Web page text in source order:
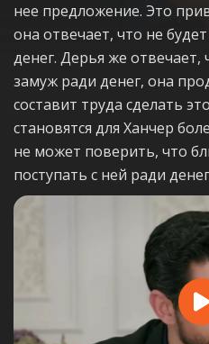
нее предложение. Это
она отвечает, что не
денег. Дерья же
замуж ради денег, она
составит труда сделать
становятся для Ханчер
не может поверить, что
поступать с ней ради